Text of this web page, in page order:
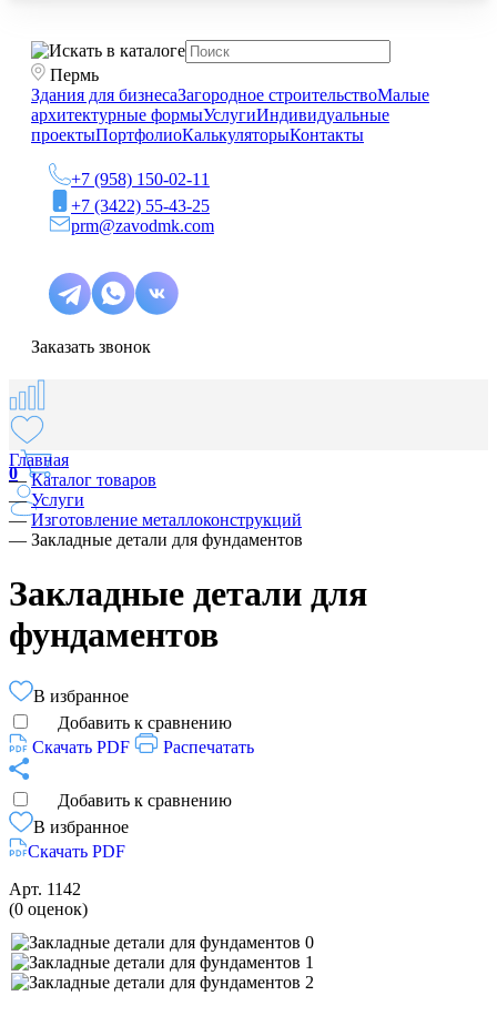
Пермь
Здания для бизнесаЗагородное строительствоМалые
архитектурные формыУслугиИндивидуальные
проектыПортфолиоКалькуляторыКонтакты
+7 (958) 150-02-11
+7 (3422) 55-43-25
prm@zavodmk.com
Заказать звонок
0
Главная
—Каталог товаров
—Услуги
—Изготовление металлоконструкций
— Закладные детали для фундаментов
Закладные детали для
фундаментов
В избранное
Добавить к сравнению
Скачать PDF
Распечатать
Добавить к сравнению
В избранное
Скачать PDF
Арт. 1142
(0 оценок)